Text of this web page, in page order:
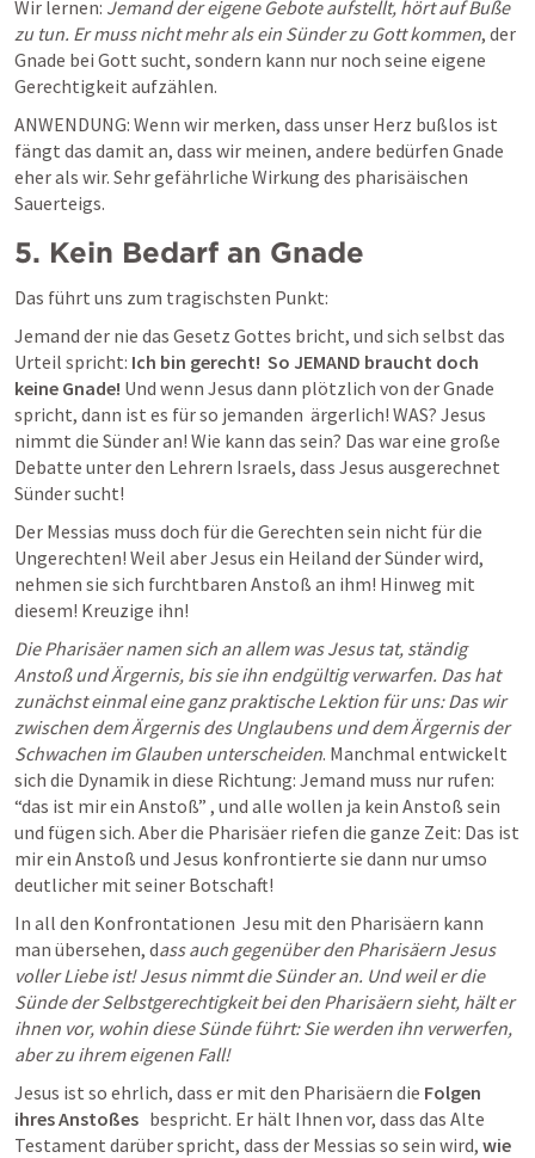
Wir lernen: Jemand der eigene Gebote aufstellt, hört auf Buße
zu tun. Er muss nicht mehr als ein Sünder zu Gott kommen, der
Gnade bei Gott sucht, sondern kann nur noch seine eigene
Gerechtigkeit aufzählen.
ANWENDUNG: Wenn wir merken, dass unser Herz bußlos ist
fängt das damit an, dass wir meinen, andere bedürfen Gnade
eher als wir. Sehr gefährliche Wirkung des pharisäischen
Sauerteigs.
5. Kein Bedarf an Gnade
Das führt uns zum tragischsten Punkt:
Jemand der nie das Gesetz Gottes bricht, und sich selbst das
Urteil spricht: Ich bin gerecht!  So JEMAND braucht doch
keine Gnade! Und wenn Jesus dann plötzlich von der Gnade
spricht, dann ist es für so jemanden  ärgerlich! WAS? Jesus
nimmt die Sünder an! Wie kann das sein? Das war eine große
Debatte unter den Lehrern Israels, dass Jesus ausgerechnet
Sünder sucht!
Der Messias muss doch für die Gerechten sein nicht für die
Ungerechten! Weil aber Jesus ein Heiland der Sünder wird,
nehmen sie sich furchtbaren Anstoß an ihm! Hinweg mit
diesem! Kreuzige ihn!
Die Pharisäer namen sich an allem was Jesus tat, ständig
Anstoß und Ärgernis, bis sie ihn endgültig verwarfen. Das hat
zunächst einmal eine ganz praktische Lektion für uns: Das wir
zwischen dem Ärgernis des Unglaubens und dem Ärgernis der
Schwachen im Glauben unterscheiden. Manchmal entwickelt
sich die Dynamik in diese Richtung: Jemand muss nur rufen:
“das ist mir ein Anstoß” , und alle wollen ja kein Anstoß sein
und fügen sich. Aber die Pharisäer riefen die ganze Zeit: Das ist
mir ein Anstoß und Jesus konfrontierte sie dann nur umso
deutlicher mit seiner Botschaft!
In all den Konfrontationen  Jesu mit den Pharisäern kann
man übersehen, dass auch gegenüber den Pharisäern Jesus
voller Liebe ist! Jesus nimmt die Sünder an. Und weil er die
Sünde der Selbstgerechtigkeit bei den Pharisäern sieht, hält er
ihnen vor, wohin diese Sünde führt: Sie werden ihn verwerfen,
aber zu ihrem eigenen Fall!
Jesus ist so ehrlich, dass er mit den Pharisäern die Folgen
ihres Anstoßes
   bespricht. Er hält Ihnen vor, dass das Alte
Testament darüber spricht, dass der Messias so sein wird, wie